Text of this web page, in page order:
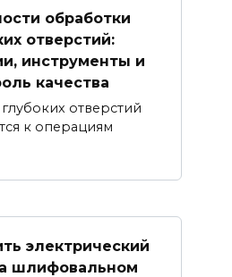
обработки
отверстий:
инструменты и
качества
отверстий
к операциям
электрический
шлифовальном